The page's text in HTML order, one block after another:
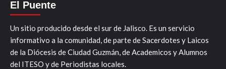
El Puente
Un sitio producido desde el sur de Jalisco. Es un servicio
informativo a la comunidad, de parte de Sacerdotes y Laicos
de la Diócesis de Ciudad Guzmán, de Academicos y Alumnos
del ITESO y de Periodistas locales.